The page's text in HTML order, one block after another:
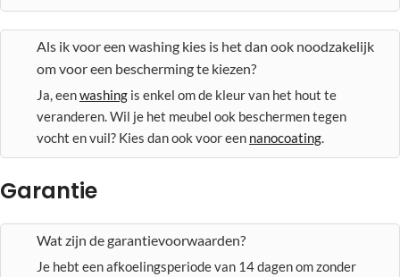
Als ik voor een washing kies is het dan ook noodzakelijk
om voor een bescherming te kiezen?
Ja, eenwashing is enkel om de kleur van het hout te
veranderen. Wil je het meubel ook beschermen tegen
vocht en vuil? Kies dan ook voor een nanocoating.
Garantie
Wat zijn de garantievoorwaarden?
Je hebt een afkoelingsperiode van 14 dagen om zonder